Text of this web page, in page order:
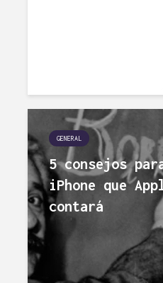
GENERAL
5 consejos
iPhone que
contará